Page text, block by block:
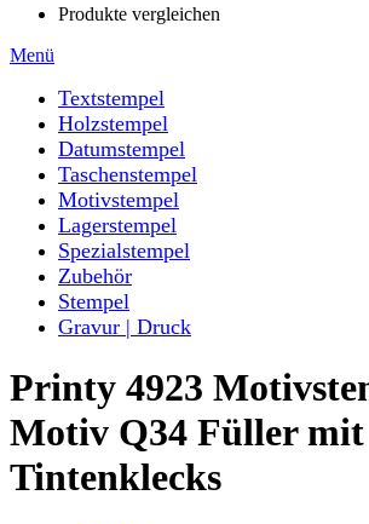
Produkte vergleichen
Menü
Textstempel
Holzstempel
Datumstempel
Taschenstempel
Motivstempel
Lagerstempel
Spezialstempel
Zubehör
Stempel
Gravur | Druck
Printy 4923
Motiv Q34 Füller mit
Tintenklecks